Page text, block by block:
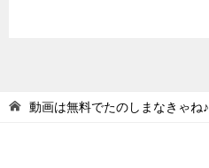
動画は無料でたのしまなきゃね♪